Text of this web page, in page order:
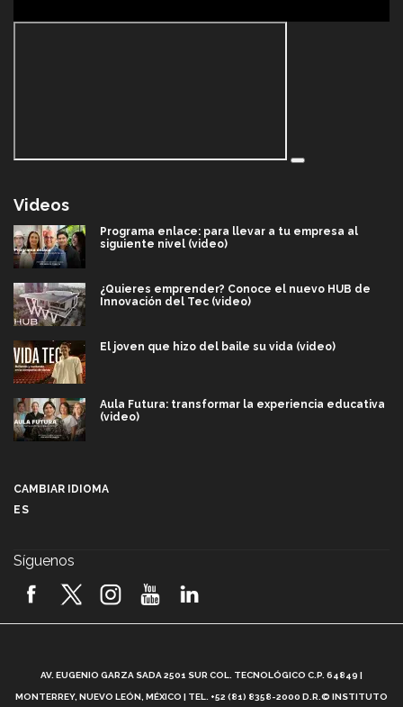
Videos
Programa enlace: para llevar a tu empresa al
siguiente nivel (video)
¿Quieres emprender? Conoce el nuevo HUB de
Innovación del Tec (video)
El joven que hizo del baile su vida (video)
Aula Futura: transformar la experiencia educativa
(video)
2026! (video)
¿Cómo es el Modelo Educativo Tec? (video)
CAMBIAR IDIOMA
ES
Síguenos
AV. EUGENIO GARZA SADA 2501 SUR COL. TECNOLÓGICO C.P. 64849 |
MONTERREY, NUEVO LEÓN, MÉXICO | TEL. +52 (81) 8358-2000 D.R.© INSTITUTO